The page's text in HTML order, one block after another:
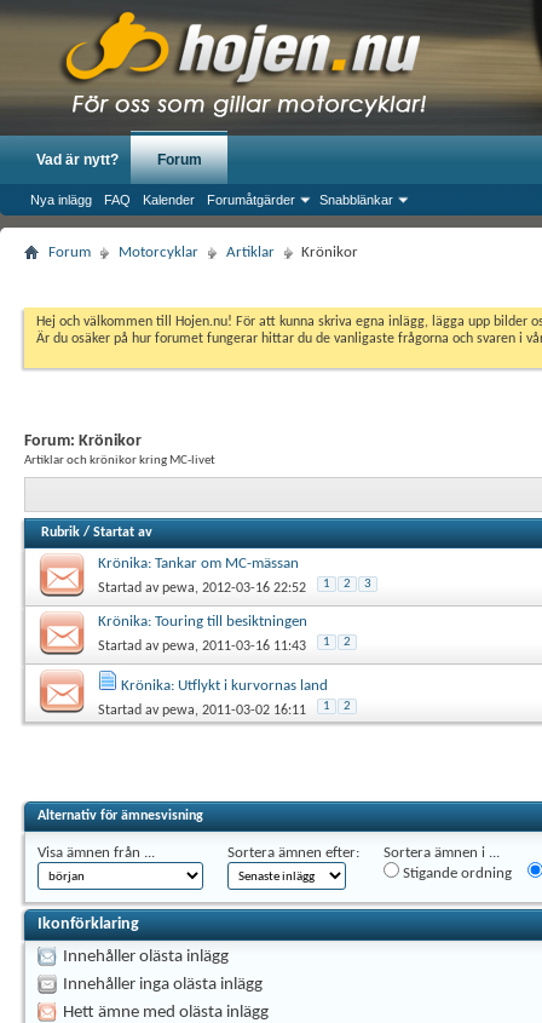
Vad är nytt? Forum
Nya inlägg FAQ Kalender Forumåtgärder Snabblänkar
Forum Motorcyklar Artiklar Krönikor
Hej och välkommen till Hojen.nu! För att kunna skriva egna inlägg, lägga upp
Är du osäker på hur forumet fungerar hittar du de vanligaste frågorna och svaren i
Forum: Krönikor
Artiklar och krönikor kring MC-livet
Rubrik / Startat av
Krönika: Tankar om MC-mässan
Startad avpewa, 2012-03-16 22:52 1 2 3
Krönika: Touring till besiktningen
Startad avpewa, 2011-03-16 11:43 1 2
Krönika: Utflykt i kurvornas land
Startad avpewa, 2011-03-02 16:11 1 2
Alternativ för ämnesvisning
Visa ämnen från ... Sortera ämnen efter:
Sortera ämnen i ...
Stigande ordning
Ikonförklaring
Innehåller olästa inlägg
Innehåller inga olästa inlägg
Hett ämne med olästa inlägg